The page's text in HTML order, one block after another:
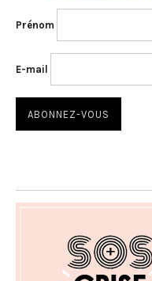
Prénom
E-mail